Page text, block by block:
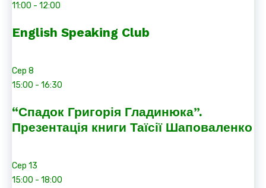
11:00 - 12:00
English Speaking Club
Сер 8
15:00 - 16:30
“Спадок Григорія Гладинюка”.
Презентація книги Таїсії Шаповаленко
Сер 13
15:00 - 18:00